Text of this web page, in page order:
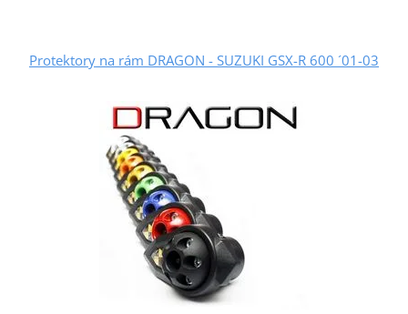
Protektory na rám DRAGON - SUZUKI GSX-R 600 ´01-03